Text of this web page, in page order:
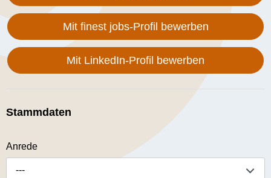
Mit finest jobs-Profil bewerben
Mit LinkedIn-Profil bewerben
Stammdaten
Anrede
---